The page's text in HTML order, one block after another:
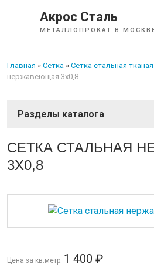
Акрос Сталь
МЕТАЛЛОПРОКАТ В
Главная » Сетка » Cетка стальная тканая
нержавеющая 3х0,8
СОРТОВОЙ ПРОКАТ
ТРУБЫ
ИЗОЛЯЦИЯ СТАЛЬНЫХ ТРУБ
ТРУБОПРОВОДНАЯ АРМАТУРА
CЕТКА СТАЛЬНАЯ
3Х0,8
Цена за кв.метр: 1 400 ₽